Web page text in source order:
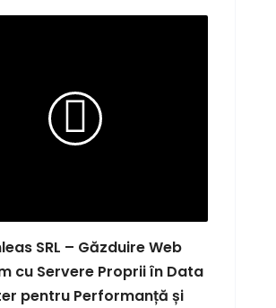
SRL – Găzduire Web
cu Servere Proprii în Data
pentru Performanță și